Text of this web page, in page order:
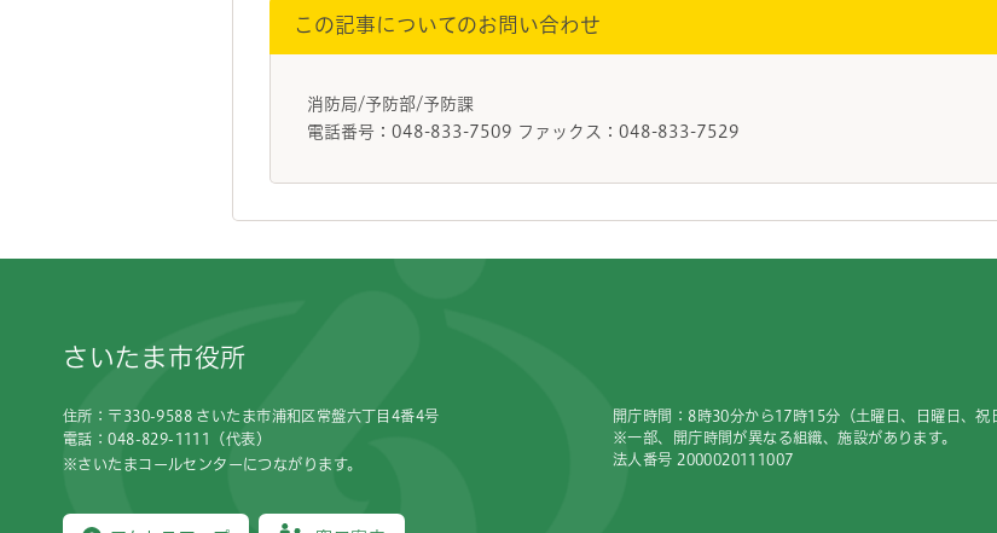
この記事についてのお問い合わせ
消防局/予防部/予防課
電話番号：048-833-7509 ファックス：048-833-7529
さいたま市役所
住所：〒330-9588 さいたま市浦和区常盤六丁目4番4号
電話：048-829-1111（代表）
※さいたまコールセンターにつながります。
開庁時間：8時30分から17時15分（土曜日、日曜日、祝
※一部、開庁時間が異なる組織、施設があります。
法人番号 2000020111007